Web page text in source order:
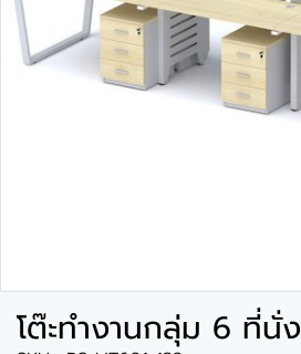
โต๊ะทำงานกลุ่ม 6 ที่นั่ง